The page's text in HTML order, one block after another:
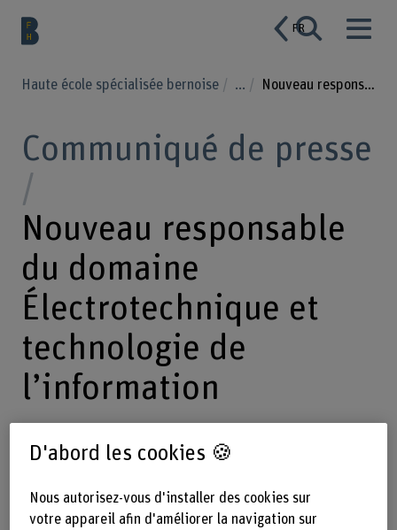
FR
Haute école spécialisée bernoise ... Nouveau responsable du domaine Électrotechnique et technologie de l’information
Communiqué de presse
Nouveau responsable
du domaine
Électrotechnique et
technologie de
l’information
17.02.2020 Le Prof. Martin Kucera
reprend la direction du domaine
Électrotechnique et technologie de
D'abord les cookies 🍪
Nous autorisez-vous d'installer des cookies sur
votre appareil afin d'améliorer la navigation sur